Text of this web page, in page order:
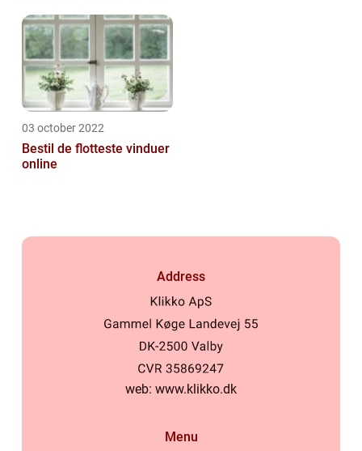
03 october 2022
Bestil de flotteste vinduer
online
Address
web: www.klikko.dk
Menu